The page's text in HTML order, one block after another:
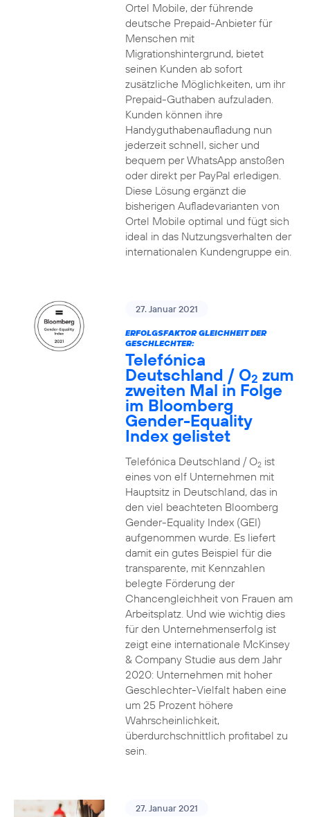
Ortel Mobile, der führende
deutsche Prepaid-Anbieter für
Menschen mit
Migrationshintergrund, bietet
seinen Kunden ab sofort
zusätzliche Möglichkeiten, um ihr
Prepaid-Guthaben aufzuladen.
Kunden können ihre
Handyguthabenaufladung nun
jederzeit schnell, sicher und
bequem per WhatsApp anstoßen
oder direkt per PayPal erledigen.
Diese Lösung ergänzt die
bisherigen Aufladevarianten von
Ortel Mobile optimal und fügt sich
ideal in das Nutzungsverhalten der
internationalen Kundengruppe ein.
27. Januar 2021
ERFOLGSFAKTOR GLEICHHEIT DER
GESCHLECHTER:
Telefónica
Deutschland / O2 zum
zweiten Mal in Folge
im Bloomberg
Gender-Equality
Index gelistet
Telefónica Deutschland / O2ist
eines von elf Unternehmen mit
Hauptsitz in Deutschland, das in
den viel beachteten Bloomberg
Gender-Equality Index (GEI)
aufgenommen wurde. Es liefert
damit ein gutes Beispiel für die
transparente, mit Kennzahlen
belegte Förderung der
Chancengleichheit von Frauen am
Arbeitsplatz. Und wie wichtig dies
für den Unternehmenserfolg ist
zeigt eine internationale McKinsey
& Company Studie aus dem Jahr
2020: Unternehmen mit hoher
Geschlechter-Vielfalt haben eine
um 25 Prozent höhere
Wahrscheinlichkeit,
überdurchschnittlich profitabel zu
sein.
27. Januar 2021